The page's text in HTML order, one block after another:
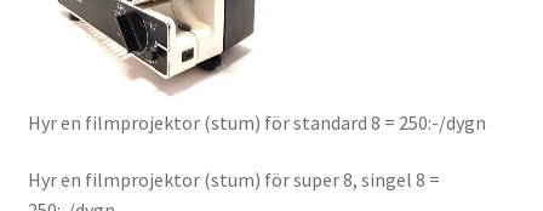
Villkor
Butiken
Konto
Hyr en filmprojektor (stum) för standard 8 = 250:-/dygn
Hyr en filmprojektor (stum) för super 8, singel 8 =